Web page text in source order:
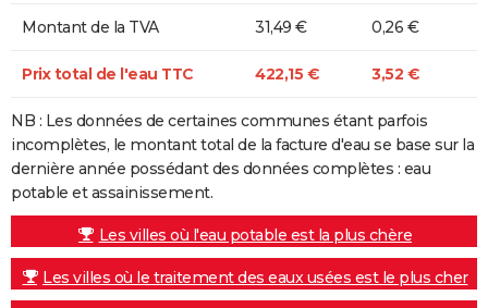
Montant de la TVA 31,49 € 0,26 €
Prix total de l'eau TTC 422,15 € 3,52 €
NB : Les données de certaines communes étant parfois
incomplètes, le montant total de la facture d'eau se base sur la
dernière année possédant des données complètes : eau
potable et assainissement.
Les villes où l'eau potable est la plus chère
Les villes où le traitement des eaux usées est le plus cher